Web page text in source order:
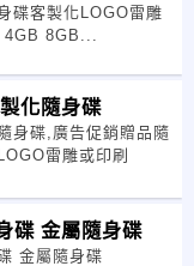
碟客製化LOGO雷雕
8GB...
碟 客製化隨身碟
身碟,廣告促銷贈品隨
雷雕或印刷
推取式隨身碟 金屬隨身碟
金屬隨身碟